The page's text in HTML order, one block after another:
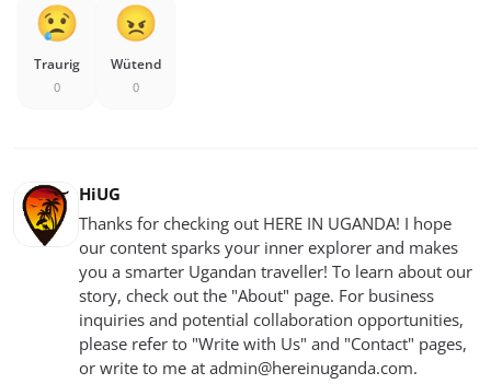
Traurig
0
Wütend
0
HiUG
Thanks for checking out HERE IN UGANDA! I hope
our content sparks your inner explorer and makes
you a smarter Ugandan traveller! To learn about our
story, check out the "About" page. For business
inquiries and potential collaboration opportunities,
please refer to "Write with Us" and "Contact" pages,
or write to me at admin@hereinuganda.com.